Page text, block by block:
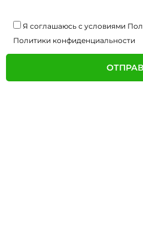
Я соглашаюсь с условиями
Политики конфиденциальности